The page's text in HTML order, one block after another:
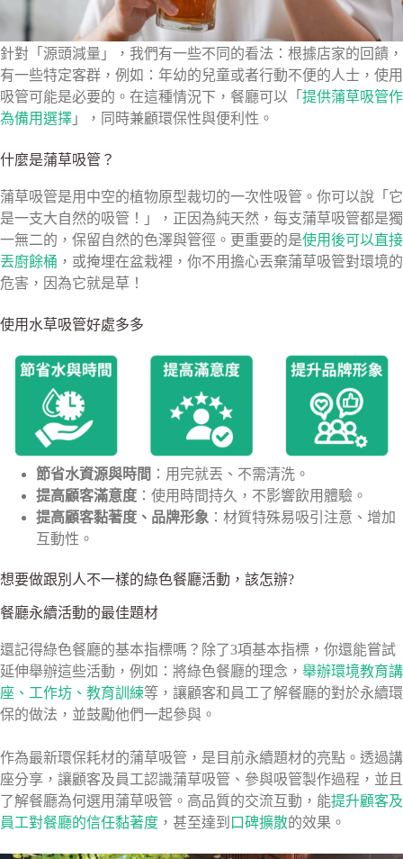
針對「源頭減量」，我們有一些不同的看法：根據店家的回饋，
有一些特定客群，例如：年幼的兒童或者行動不便的人士，使用
吸管可能是必要的。在這種情況下，餐廳可以 「 提供蒲草吸管作
為備用選擇 」，同時兼顧環保性與便利性。
什麼是蒲草吸管？
蒲草吸管是用中空的植物原型裁切的一次性吸管。你可以說「它
是一支大自然的吸管！」，正因為純天然，每支蒲草吸管都是獨
一無二的，保留自然的色澤與管徑。更重要的是使用後可以直接
丟廚餘桶 ，或掩埋在盆栽裡，你不用擔心丟棄蒲草吸管對環境的
危害，因為它就是草！
使用水草吸管好處多多
節省水資源與時間 ：用完就丟、不需清洗。
提高顧客滿意度 ：使用時間持久，不影響飲用體驗。
提高顧客黏著度、品牌形象 ：材質特殊易吸引注意、增加
互動性。
想要做跟別人不一樣的綠色餐廳活動，該怎辦?
餐廳永續活動的最佳題材
還記得綠色餐廳的基本指標嗎？除了3項基本指標，你還能嘗試
延伸舉辦這些活動，例如：將綠色餐廳的理念， 舉辦環境教育講
座、工作坊、教育訓練等，讓顧客和員工了解餐廳的對於永續環
保的做法，並鼓勵他們一起參與。
作為最新環保耗材的蒲草吸管，是目前永續題材的亮點。透過講
座分享，讓顧客及員工認識蒲草吸管、參與吸管製作過程，並且
了解餐廳為何選用蒲草吸管。高品質的交流互動，能提升顧客及
員工對餐廳的信任黏著度 ，甚至達到 口碑擴散的效果。